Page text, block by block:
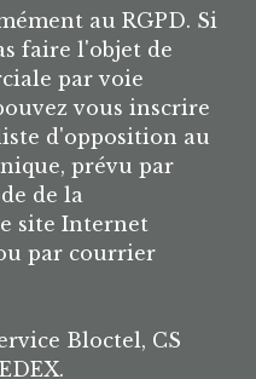
au RGPD. Si
faire l'objet de
par voie
vous inscrire
d'opposition au
prévu par
de la
site Internet
par courrier
Bloctel, CS